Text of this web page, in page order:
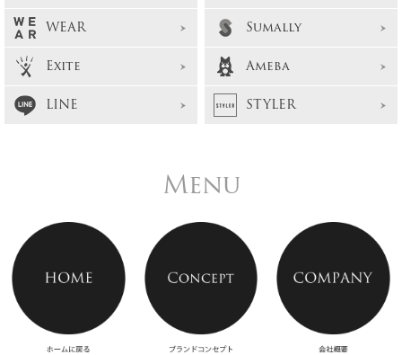
WEAR
Sumally
Exite
Ameba
LINE
STYLER
Menu